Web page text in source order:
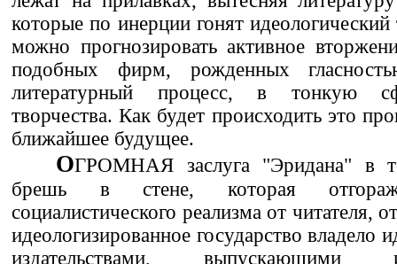
которые по инерции гонят
можно прогнозировать активное
подобных фирм, рожденных
литературный процесс, в тонкую
творчества. Как будет происходить это
ближайшее будущее.
ОГРОМНАЯ заслуга "Эридана" в
брешь в стене, которая
социалистического реализма от читателя,
идеологизированное государство владело
издательствами, выпускающими